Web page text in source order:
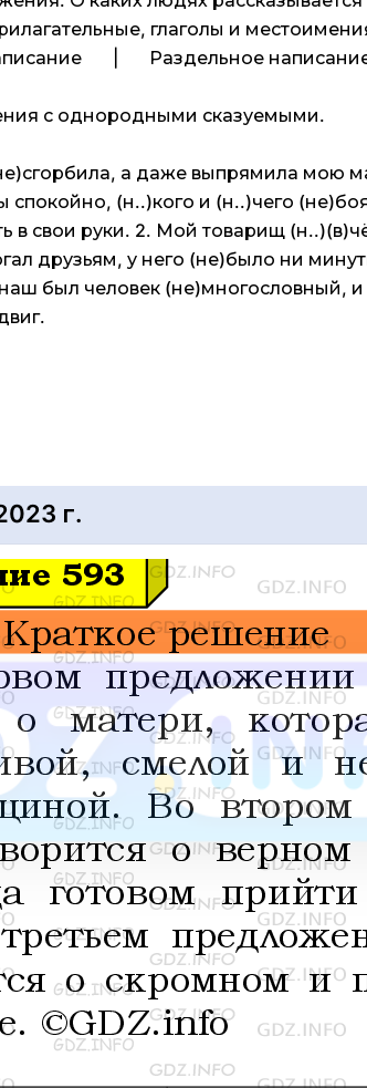
глаголы и
| Раздельное
с однородными сказуемыми.
а даже выпрямила мою
спокойно, (н..)кого и (н..)чего
в свои руки. 2. Мой товарищ
друзьям, у него (не)было ни
был человек (не)многословный, и
г.